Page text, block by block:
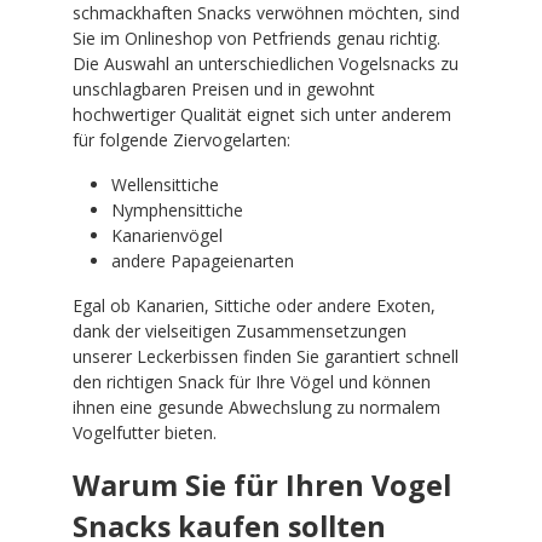
schmackhaften Snacks verwöhnen möchten, sind
Sie im Onlineshop von Petfriends genau richtig.
Die Auswahl an unterschiedlichen Vogelsnacks zu
unschlagbaren Preisen und in gewohnt
hochwertiger Qualität eignet sich unter anderem
für folgende Ziervogelarten:
Wellensittiche
Nymphensittiche
Kanarienvögel
andere Papageienarten
Egal ob Kanarien, Sittiche oder andere Exoten,
dank der vielseitigen Zusammensetzungen
unserer Leckerbissen finden Sie garantiert schnell
den richtigen Snack für Ihre Vögel und können
ihnen eine gesunde Abwechslung zu normalem
Vogelfutter bieten.
Warum Sie für Ihren Vogel
Snacks kaufen sollten